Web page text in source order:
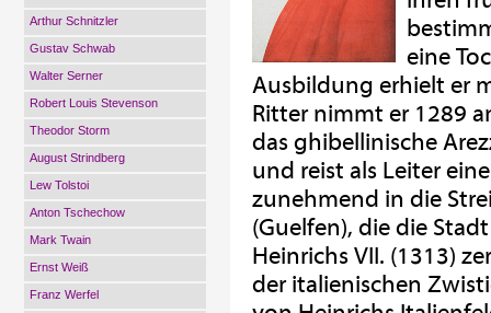
Arthur Schnitzler
Gustav Schwab
Walter Serner
Robert Louis Stevenson
Theodor Storm
August Strindberg
Lew Tolstoi
Anton Tschechow
Mark Twain
Ernst Weiß
Franz Werfel
eine
Ausbildung erhielt er
Ritter nimmt er 1289
das ghibellinische
und reist als Leiter
zunehmend in die
(Guelfen), die die
Heinrichs VII. (1313)
der italienischen